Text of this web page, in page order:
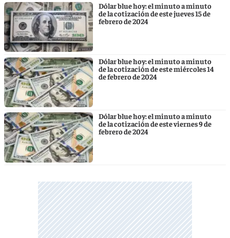
Dólar blue hoy: el minuto a minuto
de la cotización de este jueves 15 de
febrero de 2024
Dólar blue hoy: el minuto a minuto
de la cotización de este miércoles 14
de febrero de 2024
Dólar blue hoy: el minuto a minuto
de la cotización de este viernes 9 de
febrero de 2024